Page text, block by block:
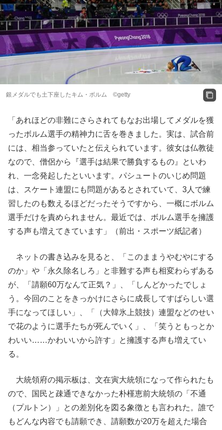
銀メダルでも土下座したキム・ボルム ©getty
「あれほどの非難にさらされてもなお出場してメダルを獲
ったボルム選手の精神力に舌を巻きました。実は、試合前
には、相当参っていたと伝えられています。彼女は仏教徒
なので、僧侶から『選手は結果で勝負するもの』といわ
れ、一念発起したといいます。パシュートのいじめ問題
は、スケート連盟にも問題があるとされていて、3人で練
習したのも数えるほどだったそうですから、一概にボルム
選手だけを責められません。最近では、ボルム選手を擁護
する声も増えてきています」（前出・スポーツ紙記者）
ネットの書き込みを見ると、「このままうやむやにする
のか」や「永久除名しろ」と非難する声も相変わらずある
が、「請願60万なんて正気？」、「しんどかったでしょ
う。今回のことをきっかけにさらに成長してすばらしい選
手になってほしい」、「（大韓氷上競技）連盟などのせい
で花のように選手たちが死んでいく」、「笑うともっとか
わいい……かわいいから許す」と擁護する声も増えてい
る。
大統領府の掲示板は、文在寅大統領になって作られたも
ので、国民と疎通できなかった朴槿恵前大統領の「不通
（プルトン）」との差別化を図る象徴とも言われた。誰で
もどんな内容でも請願でき、請願数が20万を超えた場合